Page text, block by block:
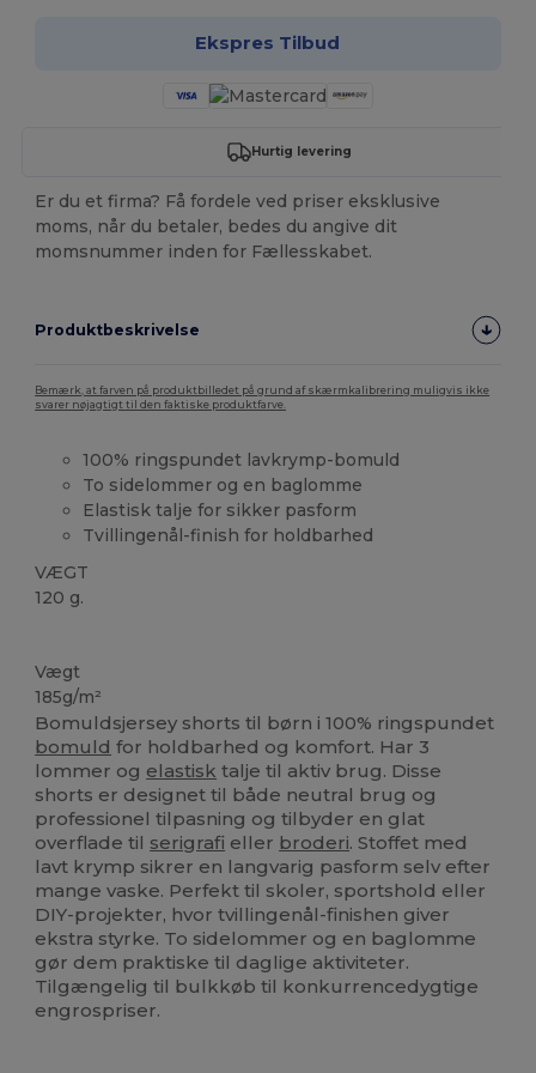
Ekspres Tilbud
Hurtig levering
Er du et firma? Få fordele ved priser eksklusive
moms, når du betaler, bedes du angive dit
momsnummer inden for Fællesskabet.
Produktbeskrivelse
Bemærk, at farven på produktbilledet på grund af skærmkalibrering muligvis ikke
svarer nøjagtigt til den faktiske produktfarve.
100% ringspundet lavkrymp-bomuld
To sidelommer og en baglomme
Elastisk talje for sikker pasform
Tvillingenål-finish for holdbarhed
VÆGT
120 g.
Vægt
185g/m²
Bomuldsjersey shorts til børn i 100% ringspundet
bomuld for holdbarhed og komfort. Har 3
lommer og elastisk talje til aktiv brug. Disse
shorts er designet til både neutral brug og
professionel tilpasning og tilbyder en glat
overflade til serigrafi eller broderi. Stoffet med
lavt krymp sikrer en langvarig pasform selv efter
mange vaske. Perfekt til skoler, sportshold eller
DIY-projekter, hvor tvillingenål-finishen giver
ekstra styrke. To sidelommer og en baglomme
gør dem praktiske til daglige aktiviteter.
Tilgængelig til bulkkøb til konkurrencedygtige
engrospriser.